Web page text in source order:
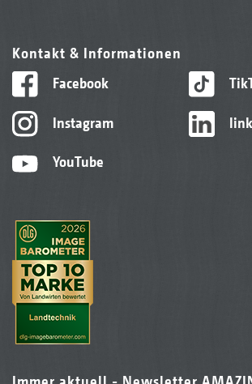
Kontakt & Informationen
Facebook
Instagram
YouTube